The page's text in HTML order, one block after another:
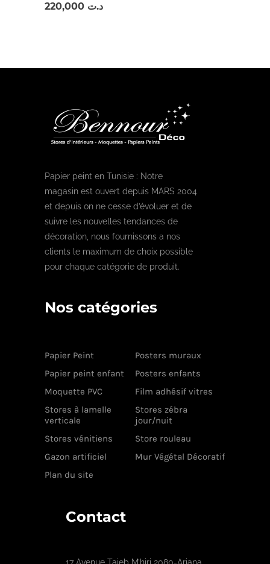
د.ت
Papier peint en Tunisie : Notre
magasin est ouvert depuis MARS 2004
et depuis on ne cesse d’évoluer et de
suivre les nouvelles tendances de
décoration, nous fournissons a nos
clients le maximum de choix possible
pour chaque catégorie de produit.
Nos catégories
Papier Peint
Posters muraux
Papier peint enfant
Posters enfants
Moquette PVC
Film adhésif vitres
Stores à lamelle
verticale
Stores zébra
jour/nuit
Stores vénitiens
Store rouleau
Gazon artificiel
Mur Végétal Décoratif
Plan du site
Contact